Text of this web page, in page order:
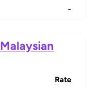
-
Malaysian
Rate